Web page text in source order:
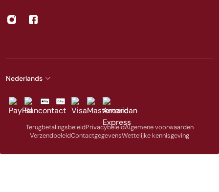
Nederlands
TerugbetalingsbeleidPrivacybeleidAlgemene voorwaarden
VerzendbeleidContactgegevensWettelijke kennisgeving